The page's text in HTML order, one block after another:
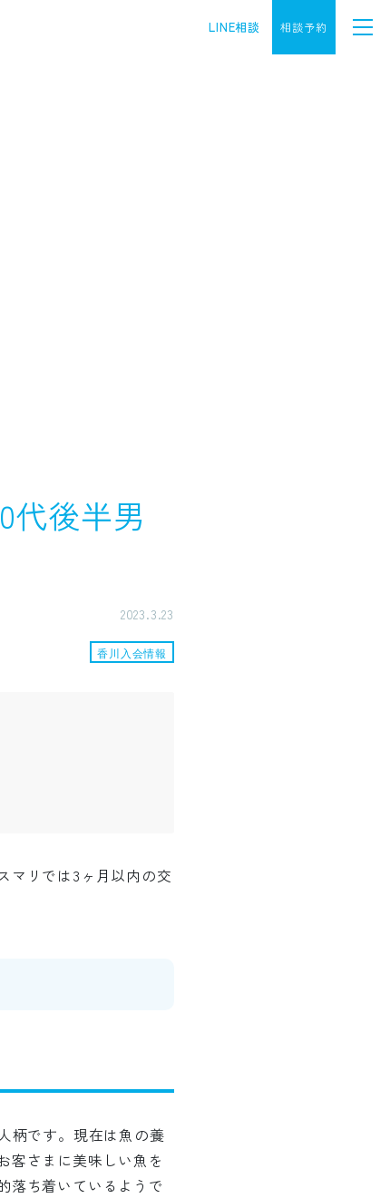
LINE相談 相談予約
代後半男
2023.3.23
香川入会情報
マリでは3ヶ月以内の交
柄です。現在は魚の養
客さまに美味しい魚を
落ち着いているようで